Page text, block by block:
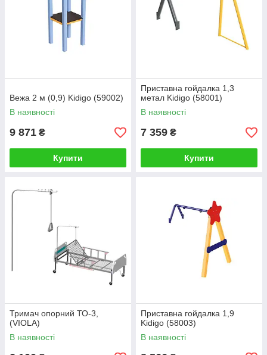
Вежа 2 м (0,9) Kidigo (59002)
В наявності
9 871 ₴
Купити
Приставна гойдалка 1,3
метал Kidigo (58001)
В наявності
7 359 ₴
Купити
Тримач опорний ТО-3,
(VIOLA)
В наявності
Приставна гойдалка 1,9
Kidigo (58003)
В наявності